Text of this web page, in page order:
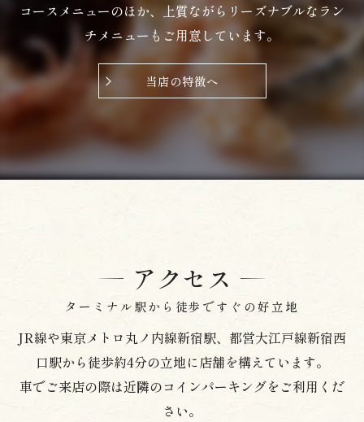
注文が入ったときのご亭主の受け答えも素敵で
す！スタッフの方々も連携が取れていてステキ
なお店！♡
揚げ場で揚がる美味しそうな天ぷら！
五分ほどで美味しそうな天重が登場！
天ぷらのボリュームたっぷりご飯が見えませ
天ぷらはさっくりした箇所としっとりした箇所
アナゴはとっても大きくてふんわり！
イカまで入ってます！
夏野菜のズッキーニも美味しく、玉ねぎはタレ
が染みて、とってもおいしいです！
誰も甘すぎず、辛すぎず、ご飯にしみて、タレ
だけでご飯が食べれそう！
美味しい上品な天ぷら天重です！(*//艸//)♡
コースメニューのほか、上質ながらリーズナブルなラン
チメニューもご用意しています。
当店の特徴へ
ターミナル駅から徒歩ですぐの好立地
アクセス
JR線や東京メトロ丸ノ内線新宿駅、都営大江戸線新宿西
口駅から徒歩約4分の立地に店舗を構えています。
車でご来店の際は近隣のコインパーキングをご利用くだ
さい。